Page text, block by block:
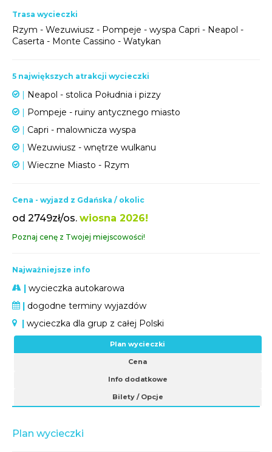
Trasa wycieczki
Rzym - Wezuwiusz - Pompeje - wyspa Capri - Neapol -
Caserta - Monte Cassino - Watykan
5 największych atrakcji wycieczki
Neapol - stolica Południa i pizzy
Pompeje - ruiny antycznego miasto
Capri - malownicza wyspa
Wezuwiusz - wnętrze wulkanu
Wieczne Miasto - Rzym
Cena - wyjazd z Gdańska / okolic
od 2749zł/os. wiosna 2026!
Poznaj cenę z Twojej miejscowości!
Najważniejsze info
wycieczka autokarowa
dogodne terminy wyjazdów
wycieczka dla grup z całej Polski
Plan wycieczki
Cena
Info dodatkowe
Bilety / Opcje
Plan wycieczki